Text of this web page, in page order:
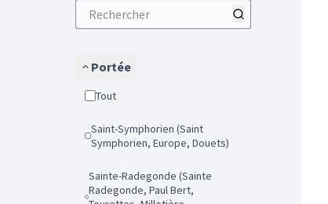
Portée
Tout
Saint-Symphorien (Saint
Symphorien, Europe, Douets)
Sainte-Radegonde (Sainte
Radegonde, Paul Bert,